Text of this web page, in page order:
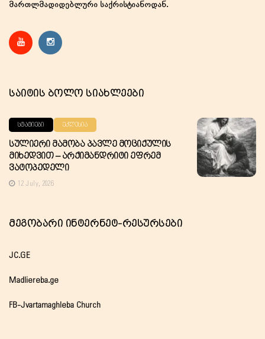
მართლმადიდებლური საქრისტიანოდან.
Საიტის Ბოლო Სიახლეები
ᲡᲢᲐᲢᲘᲔᲑᲘ ᲔᲙᲚᲔᲡᲘᲐ
Სულიერი Მამობა Პავლე Მოციქულის
Მიხედვით – Არქიმანდრიტი Ეფრემ
Ვატოპედელი
12 July, 2026
Მეგობარი Ინტერნეტ-Რესურსები
JC.GE
Madliereba.ge
FB-Jvartamaghleba Church